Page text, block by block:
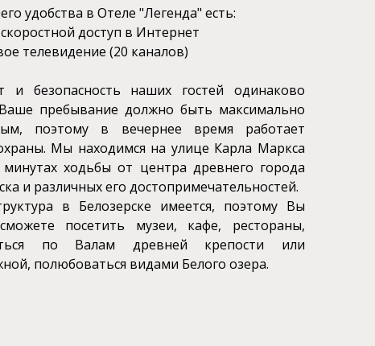
удобства в Отеле "Легенда" есть:
доступ в Интернет
телевидение (20 каналов)
и безопасность наших гостей одинаково
пребывание должно быть максимально
поэтому в вечернее время работает
Мы находимся на улице Карла Маркса
ходьбы от центра древнего города
и различных его достопримечательностей.
в Белозерске имеется, поэтому Вы
посетить музеи, кафе, рестораны,
по Валам древней крепости или
полюбоваться видами Белого озера.